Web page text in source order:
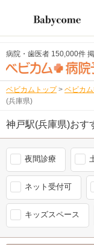
病院・歯医者 150,000件 掲
ベビカムトップ > ベビカ
(兵庫県)
神戸駅(兵庫県)おす
夜間診療
ネット受付可
キッズスペース